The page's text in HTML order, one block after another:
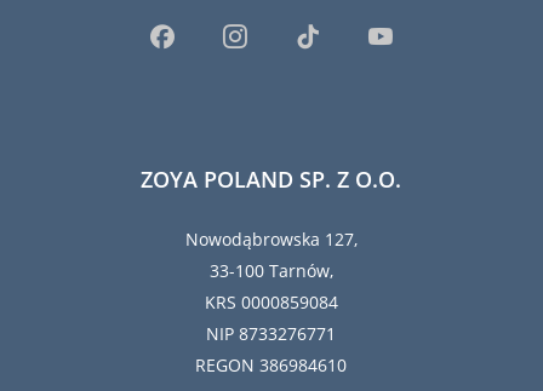
ZOYA POLAND SP. Z O.O.
Nowodąbrowska 127,
33-100 Tarnów,
KRS 0000859084
NIP 8733276771
REGON 386984610